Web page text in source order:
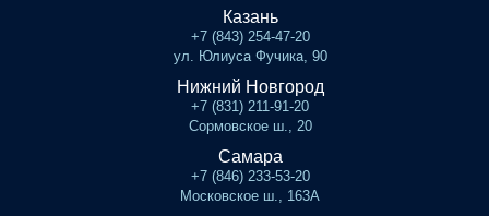
Казань
+7 (843) 254-47-20
ул. Юлиуса Фучика, 90
Нижний Новгород
+7 (831) 211-91-20
Сормовское ш., 20
Самара
+7 (846) 233-53-20
Московское ш., 163А